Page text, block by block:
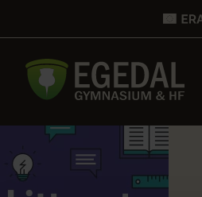
Forside